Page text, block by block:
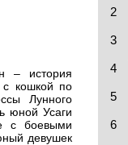
2
3
4
5
6
– история
с кошкой по
Лунного
юной Усаги
с боевыми
девушек